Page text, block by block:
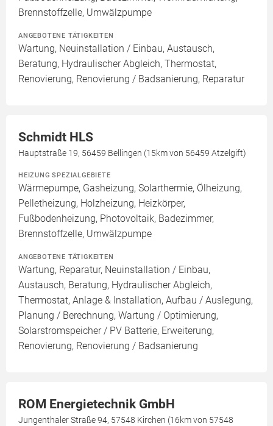
Brennstoffzelle, Umwälzpumpe
ANGEBOTENE TÄTIGKEITEN
Wartung, Neuinstallation / Einbau, Austausch,
Beratung, Hydraulischer Abgleich, Thermostat,
Renovierung, Renovierung / Badsanierung, Reparatur
Schmidt HLS
Hauptstraße 19, 56459 Bellingen (15km von 56459 Atzelgift)
HEIZUNG SPEZIALGEBIETE
Wärmepumpe, Gasheizung, Solarthermie, Ölheizung,
Pelletheizung, Holzheizung, Heizkörper,
Fußbodenheizung, Photovoltaik, Badezimmer,
Brennstoffzelle, Umwälzpumpe
ANGEBOTENE TÄTIGKEITEN
Wartung, Reparatur, Neuinstallation / Einbau,
Austausch, Beratung, Hydraulischer Abgleich,
Thermostat, Anlage & Installation, Aufbau / Auslegung,
Planung / Berechnung, Wartung / Optimierung,
Solarstromspeicher / PV Batterie, Erweiterung,
Renovierung, Renovierung / Badsanierung
ROM Energietechnik GmbH
Jungenthaler Straße 94, 57548 Kirchen (16km von 57548